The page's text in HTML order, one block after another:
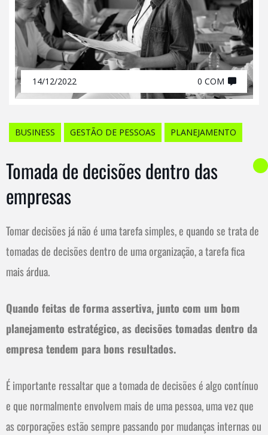
14/12/2022 0 COM
BUSINESS GESTÃO DE PESSOAS PLANEJAMENTO
Tomada de decisões dentro das
empresas​
Tomar decisões já não é uma tarefa simples, e quando se trata de
tomadas de decisões dentro de uma organização, a tarefa fica
mais árdua.
Quando feitas de forma assertiva, junto com um bom
planejamento estratégico, as decisões tomadas dentro da
empresa tendem para bons resultados.
É importante ressaltar que a tomada de decisões é algo contínuo
e que normalmente envolvem mais de uma pessoa, uma vez que
as corporações estão sempre passando por mudanças internas ou